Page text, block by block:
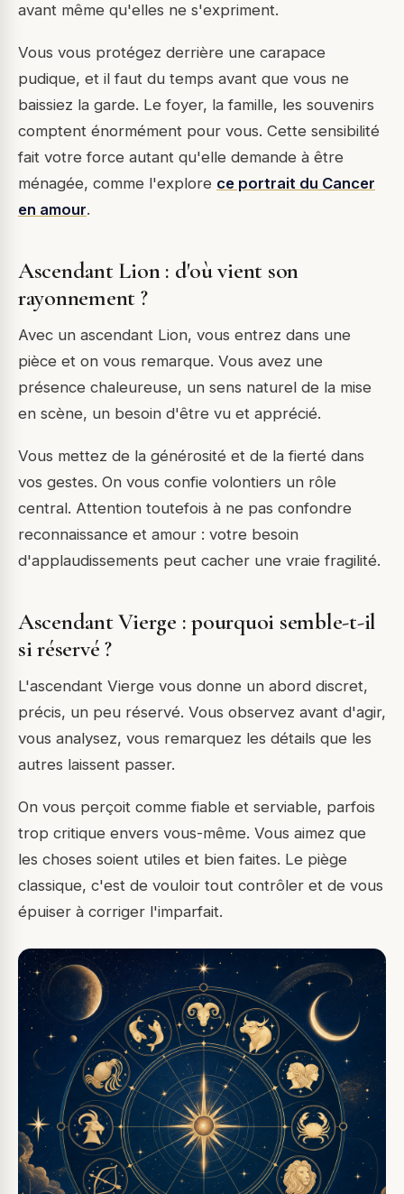
avant même qu'elles ne s'expriment.
Vous vous protégez derrière une carapace
pudique, et il faut du temps avant que vous ne
baissiez la garde. Le foyer, la famille, les souvenirs
comptent énormément pour vous. Cette sensibilité
fait votre force autant qu'elle demande à être
ménagée, comme l'explore ce portrait du Cancer
en amour.
Ascendant Lion : d'où vient son
rayonnement ?
Avec un ascendant Lion, vous entrez dans une
pièce et on vous remarque. Vous avez une
présence chaleureuse, un sens naturel de la mise
en scène, un besoin d'être vu et apprécié.
Vous mettez de la générosité et de la fierté dans
vos gestes. On vous confie volontiers un rôle
central. Attention toutefois à ne pas confondre
reconnaissance et amour : votre besoin
d'applaudissements peut cacher une vraie fragilité.
Ascendant Vierge : pourquoi semble-t-il
si réservé ?
L'ascendant Vierge vous donne un abord discret,
précis, un peu réservé. Vous observez avant d'agir,
vous analysez, vous remarquez les détails que les
autres laissent passer.
On vous perçoit comme fiable et serviable, parfois
trop critique envers vous-même. Vous aimez que
les choses soient utiles et bien faites. Le piège
classique, c'est de vouloir tout contrôler et de vous
épuiser à corriger l'imparfait.